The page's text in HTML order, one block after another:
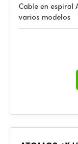
Cable en espiral
varios modelos